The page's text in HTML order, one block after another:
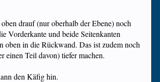
drauf (nur oberhalb der Ebene) noch
Vorderkante und beide Seitenkanten
oben in die Rückwand. Das ist zudem noch
einen Teil davon) tiefer machen.
den Käfig hin.